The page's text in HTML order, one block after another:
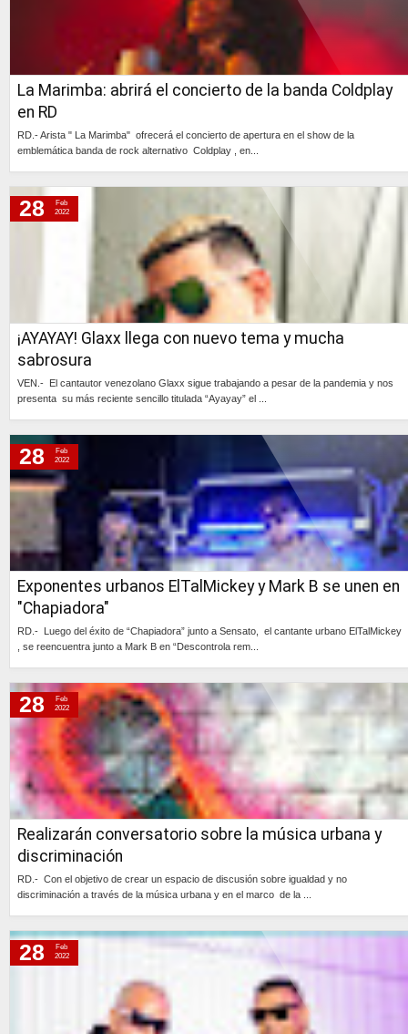
La Marimba: abrirá el concierto de la banda Coldplay
en RD
RD.- Arista " La Marimba" ofrecerá el concierto de apertura en el show de la
emblemática banda de rock alternativo Coldplay , en...
¡AYAYAY! Glaxx llega con nuevo tema y mucha
sabrosura
VEN.- El cantautor venezolano Glaxx sigue trabajando a pesar de la pandemia y nos
presenta su más reciente sencillo titulada “Ayayay” el ...
28
Feb
2022
Exponentes urbanos ElTalMickey y Mark B se unen en
"Chapiadora"
RD.- Luego del éxito de “Chapiadora” junto a Sensato, el cantante urbano ElTalMickey
, se reencuentra junto a Mark B en “Descontrola rem...
28
Feb
2022
Realizarán conversatorio sobre la música urbana y
discriminación
RD.- Con el objetivo de crear un espacio de discusión sobre igualdad y no
discriminación a través de la música urbana y en el marco de la ...
28
Feb
2022
28
Feb
2022